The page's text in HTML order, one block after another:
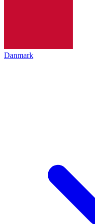
Danmark